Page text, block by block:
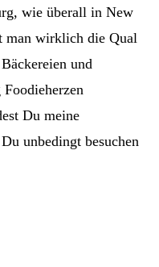
wie überall in New
man wirklich die Qual
und
Du meine
unbedingt besuchen